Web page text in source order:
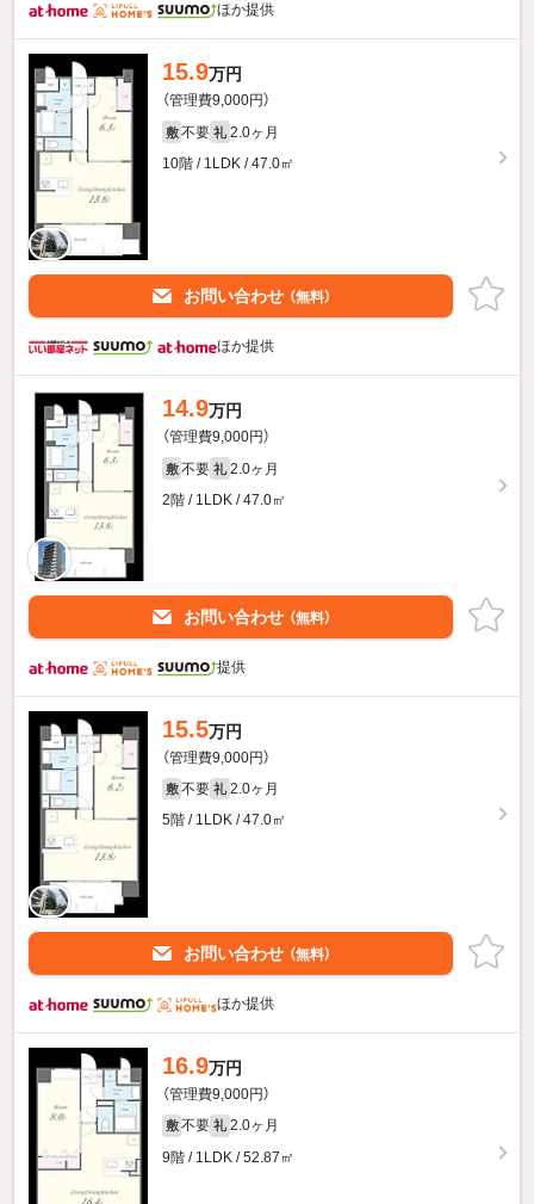
ほか提供
15.9万円
（管理費9,000円）
敷 不要 礼 2.0ヶ月
10階 / 1LDK / 47.0㎡
お問い合わせ （無料）
ほか提供
14.9万円
（管理費9,000円）
敷 不要 礼 2.0ヶ月
2階 / 1LDK / 47.0㎡
お問い合わせ （無料）
提供
15.5万円
（管理費9,000円）
敷 不要 礼 2.0ヶ月
5階 / 1LDK / 47.0㎡
お問い合わせ （無料）
ほか提供
16.9万円
（管理費9,000円）
敷 不要 礼 2.0ヶ月
9階 / 1LDK / 52.87㎡